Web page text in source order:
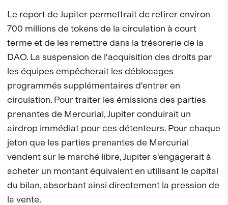
Le report de Jupiter permettrait de retirer environ
700 millions de tokens de la circulation à court
terme et de les remettre dans la trésorerie de la
DAO. La suspension de l'acquisition des droits par
les équipes empêcherait les déblocages
programmés supplémentaires d'entrer en
circulation. Pour traiter les émissions des parties
prenantes de Mercurial, Jupiter conduirait un
airdrop immédiat pour ces détenteurs. Pour chaque
jeton que les parties prenantes de Mercurial
vendent sur le marché libre, Jupiter s'engagerait à
acheter un montant équivalent en utilisant le capital
du bilan, absorbant ainsi directement la pression de
la vente.